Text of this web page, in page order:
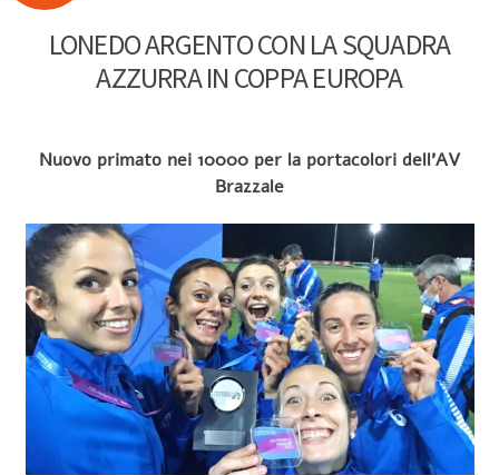
LONEDO ARGENTO CON LA SQUADRA
AZZURRA IN COPPA EUROPA
Nuovo primato nei 10000 per la portacolori dell’AV
Brazzale